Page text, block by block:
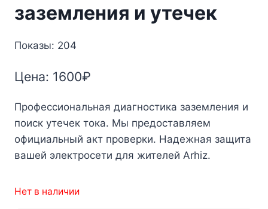
заземления и утечек
Показы: 204
Цена: 1600₽
Профессиональная диагностика заземления и
поиск утечек тока. Мы предоставляем
официальный акт проверки. Надежная защита
вашей электросети для жителей Arhiz.
Нет в наличии